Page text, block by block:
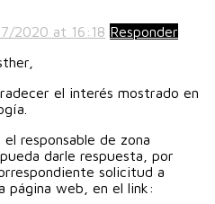
2020 at 16:18 Responder
el interés mostrado en
responsable de zona
darle respuesta, por
solicitud a
página web, en el link: